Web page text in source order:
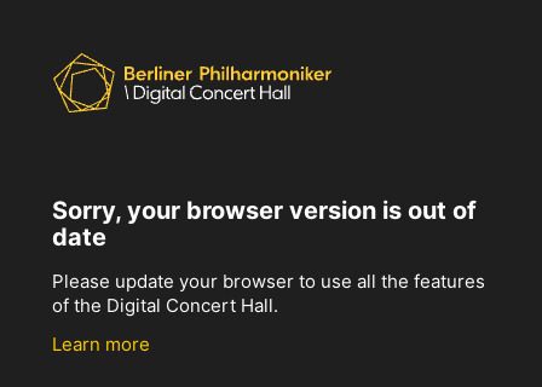
Sorry, your browser version is out of
date
Please update your browser to use all the features
of the Digital Concert Hall.
Learn more